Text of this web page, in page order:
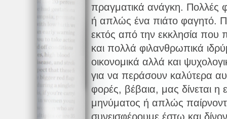
πραγματικά ανάγκη. Πολλές
ή απλώς ένα πιάτο φαγητό.
εκτός από την εκκλησία που
και πολλά φιλανθρωπικά
οικονομικά αλλά και
για να περάσουν καλύτερα
φορές, βέβαια, μας δίνεται η
μηνύματος ή απλώς
συνεισφέρουμε έστω και